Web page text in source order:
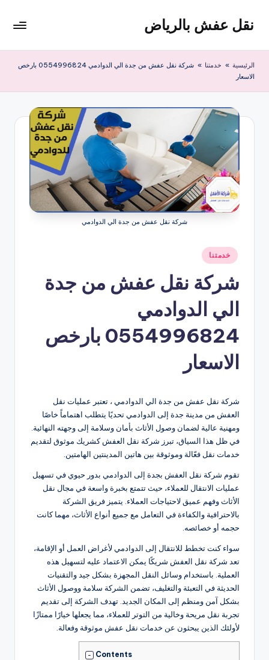
التجاوز
المحتوى
نقل عفش بالرياض
عفش
200
ريال
الرئيسية » خدمتنا »
شركة نقل عفش من جدة الي الدوادمي 0554996824 بارخص
الاسعار
شركة نقل عفش من جدة الي الدوادمي
نُشر
في
خدمتنا
شركة نقل عفش من جدة
الي الدوادمي
0554996824 بارخص
الاسعار
شركة نقل عفش من جدة الي الدوادمي ، تعتبر عمليات نقل
العفش من مدينة جدة إلى الدوادمي تحديًا يتطلب اهتماماً خاصًا
ومهنية عالية لضمان وصول الأثاث بأمان وسلامة إلى وجهته النهائية.
في ظل هذا السياق، تبرز شركة نقل العفش كشريك موثوق لتقديم
خدمات نقل فعّالة وموثوقة بين هاتين المدينتين الهامتين.
تقوم شركة نقل العفش بجدة إلى الدوادمي بدور حيوي في تسهيل
عمليات الانتقال للعملاء، حيث تتمتع بخبرة واسعة في مجال نقل
الأثاث وفهم عميق لاحتياجات العملاء. يتميز فريق الشركة
بالاحترافية والكفاءة في التعامل مع جميع أنواع الأثاث، مهما كانت
حجمه أو خصائصه.
سواء كنت تخطط للانتقال إلى الدوادمي لأغراض العمل أو الإقامة،
تعد شركة نقل العفش شريكًا يمكن الاعتماد عليه لتسهيل هذه
العملية. باستخدام وسائل النقل المجهزة بشكل جيد والتقنيات
الحديثة في التعبئة والتغليف، تضمن الشركة سلامة ووصول الأثاث
بشكل آمن ومنظم إلى المكان الجديد. تهدف الشركة إلى تقديم
تجربة نقل مريحة وخالية من التوتر للعملاء، مما يجعلها خيارًا ممتازًا
لأولئك الذين يبحثون عن خدمات نقل عفش موثوقة وفعالة.
Contents